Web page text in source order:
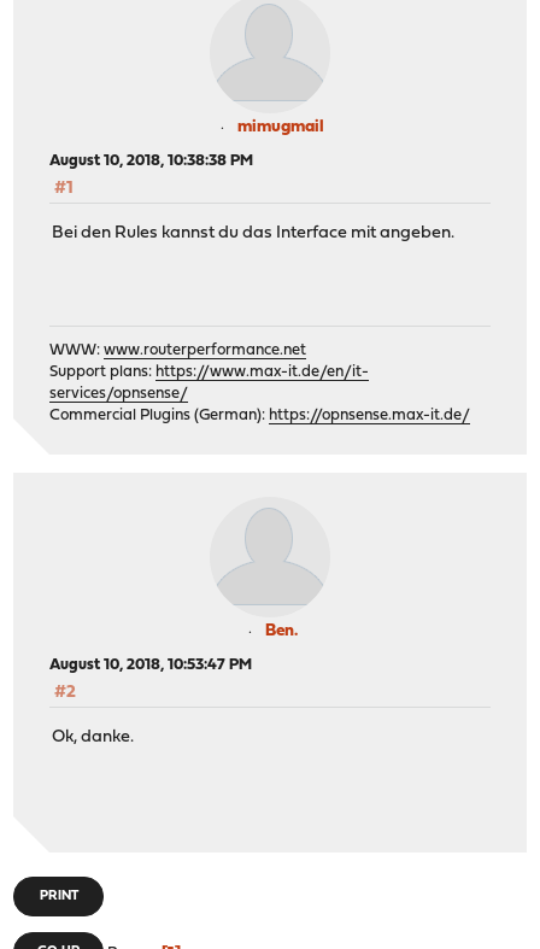
mimugmail
August 10, 2018, 10:38:38 PM
#1
Bei den Rules kannst du das Interface mit angeben.
WWW:www.routerperformance.net
Support plans: https://www.max-it.de/en/it-
services/opnsense/
Commercial Plugins (German): https://opnsense.max-it.de/
Ben.
August 10, 2018, 10:53:47 PM
#2
Ok, danke.
PRINT